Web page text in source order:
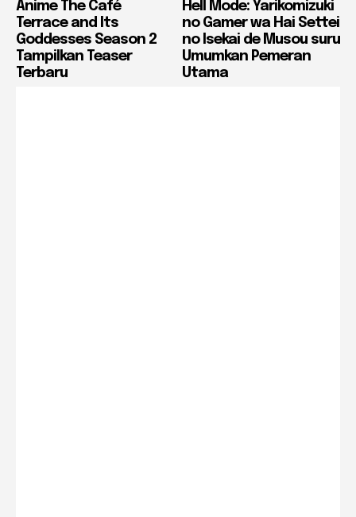
Anime The Café
Terrace and Its
Goddesses Season 2
Tampilkan Teaser
Terbaru
Hell Mode: Yarikomizuki
no Gamer wa Hai Settei
no Isekai de Musou suru
Umumkan Pemeran
Utama